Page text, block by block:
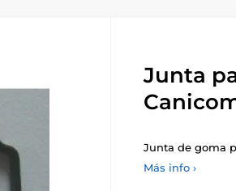
Junta
Junta de goma
Más info ›